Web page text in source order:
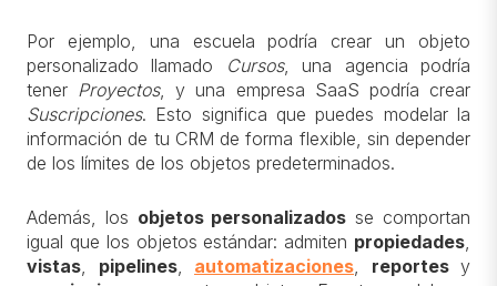
Por ejemplo, una escuela podría crear un objeto
personalizado llamado
Cursos, una agencia podría
tener Proyectos, y una empresa SaaS podría crear
Suscripciones. Esto significa que puedes modelar la
información de tu CRM de forma flexible, sin depender
de los límites de los objetos predeterminados.
Además, los objetos personalizados se comportan
igual que los objetos estándar: admiten propiedades,
vistas, pipelines, automatizaciones, reportesy